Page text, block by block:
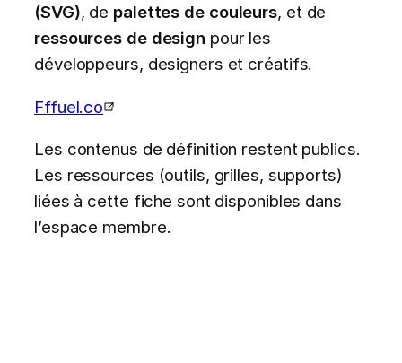
(SVG), de palettes de couleurs, et de
ressources de design pour les
développeurs, designers et créatifs.
Fffuel.co
Les contenus de définition restent publics.
Les ressources (outils, grilles, supports)
liées à cette fiche sont disponibles dans
l’espace membre.